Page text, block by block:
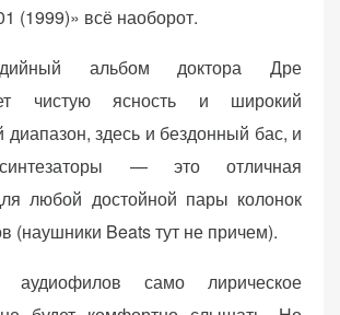
(1999)» всё наоборот.
альбом доктора Дре
чистую ясность и широкий
диапазон, здесь и бездонный бас, и
— это отличная
любой достойной пары колонок
(наушники Beats тут не причем).
аудиофилов само лирическое